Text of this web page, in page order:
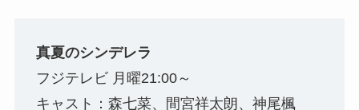
真夏のシンデレラ
フジテレビ 月曜21:00～
キャスト：森七菜、間宮祥太朗、神尾楓